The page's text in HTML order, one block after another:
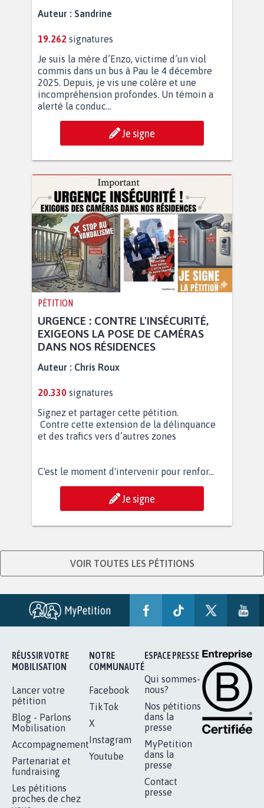
Auteur : Sandrine
19.262 signatures
Je suis la mère d’Enzo, victime d’un viol
commis dans un bus à Pau le 4 décembre
2025. Depuis, je vis une colère et une
incompréhension profondes. Un témoin a
alerté la conduc...
Je signe
PÉTITION
URGENCE : CONTRE L'INSÉCURITÉ,
EXIGEONS LA POSE DE CAMÉRAS
DANS NOS RÉSIDENCES
Auteur : Chris Roux
20.330 signatures
Signez et partager cette pétition.
Contre cette extension de la délinquance
et des trafics vers d’autres zones
C'est le moment d'intervenir pour renfor...
Je signe
VOIR TOUTES LES PÉTITIONS
RÉUSSIR VOTRE
MOBILISATION
Lancer votre
pétition
Blog - Parlons
Mobilisation
Accompagnement
Partenariat et
fundraising
Les pétitions
proches de chez
NOTRE
COMMUNAUTÉ
Facebook
TikTok
X
Instagram
Youtube
ESPACE PRESSE
Qui sommes-
nous?
Nos pétitions
dans la
presse
MyPetition
dans la
presse
Contact
presse